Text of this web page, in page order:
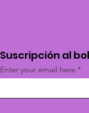
Suscripción al
Enter your email here